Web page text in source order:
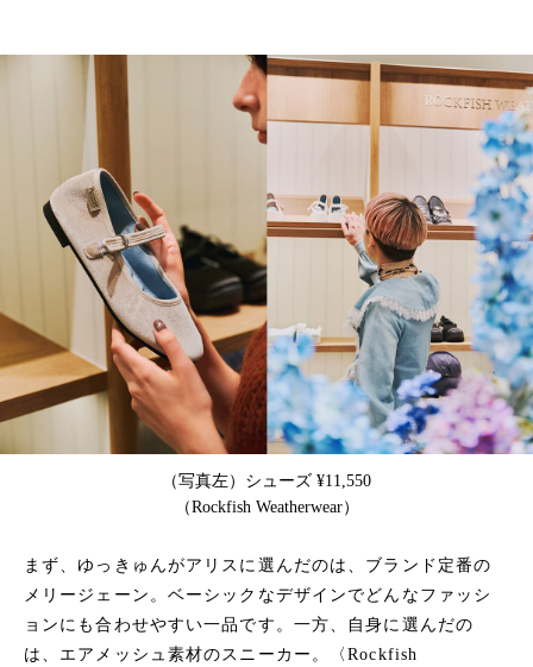
（写真左）シューズ ¥11,550
（Rockfish Weatherwear）
まず、ゆっきゅんがアリスに選んだのは、ブランド定番の
メリージェーン。ベーシックなデザインでどんなファッシ
ョンにも合わせやすい一品です。一方、自身に選んだの
は、エアメッシュ素材のスニーカー。〈Rockfish